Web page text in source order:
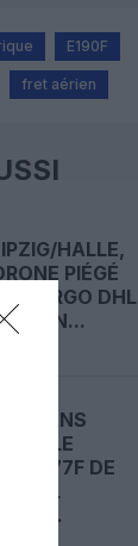
E190F
fret aérien
HALLE,
PIÉGÉ
CARGO DHL
EN...
23 SANS
: LE
777F DE